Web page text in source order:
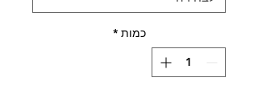
כמות *